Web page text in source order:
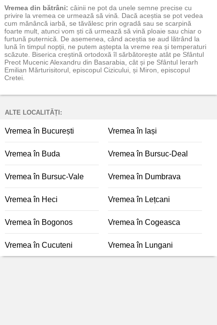
Vremea din bătrâni: câinii ne pot da unele semne precise cu
privire la vremea ce urmează să vină. Dacă aceștia se pot vedea
cum mănâncă iarbă, se tăvălesc prin ogradă sau se scarpină
foarte mult, atunci vom ști că urmează să vină ploaie sau chiar o
furtună puternică. De asemenea, când aceștia se aud lătrând la
lună în timpul nopții, ne putem aștepta la vreme rea și temperaturi
scăzute. Biserica creștină ortodoxă îl sărbătorește atât pe Sfântul
Preot Mucenic Alexandru din Basarabia, cât și pe Sfântul Ierarh
Emilian Mărturisitorul, episcopul Cizicului, și Miron, episcopul
Cretei.
ALTE LOCALITĂȚI:
Vremea în București Vremea în Iași
Vremea în Buda Vremea în Bursuc-Deal
Vremea în Bursuc-Vale Vremea în Dumbrava
Vremea în Heci Vremea în Lețcani
Vremea în Bogonos Vremea în Cogeasca
Vremea în Cucuteni Vremea în Lungani